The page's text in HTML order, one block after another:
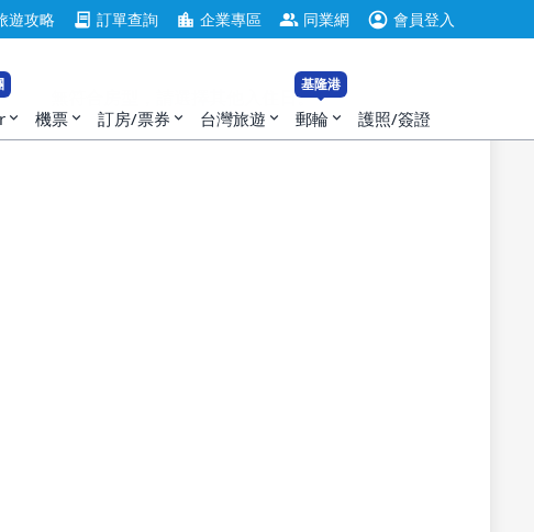
遊攻略 contract 訂單查詢 location_city 企業專區 group 同業網 account_circle 會員登入
expand_more 機票 expand_more 訂房/票券 expand_more 台灣旅遊 expand_more
基隆港
郵輪 expand_more 護照/簽證
無符合房型，請選擇其他入住日。